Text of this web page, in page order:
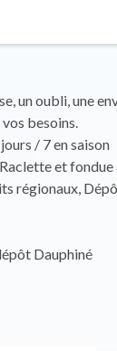
un oubli, une
besoins.
/ 7 en saison
et
régionaux,
Dauphiné